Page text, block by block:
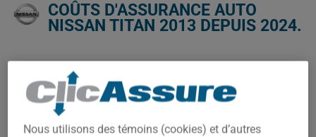
COÛTS D'ASSURANCE AUTO
NISSAN TITAN 2013 DEPUIS 2024.
Nous n'avons pas encore suffisamment de données
d'assurance auto pour ce véhicule.
Essayez un autre modèle ou une autre année, ou
commencez une soumission pour un prix personnalisé.
Nous utilisons des témoins (cookies) et d’autres